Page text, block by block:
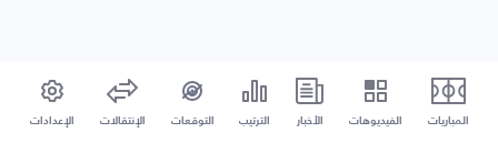
المباريات الفيديوهات الأخبار الترتيب التوقعات الإنتقالات الإعدادات